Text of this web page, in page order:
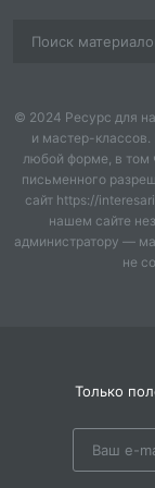
Осень.Дождь
Кто-то в
Показывает
Нет ни
Наконец я к
© 2024 Ресурс для
и мастер-классов.
любой форме, в том
письменного
сайт https://
нашем сайте
администратору —
не
Только